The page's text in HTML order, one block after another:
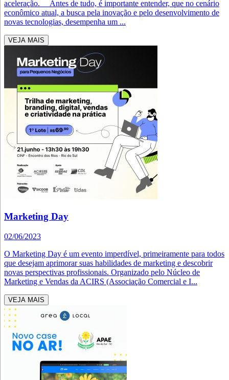
aceleração. Antes de tudo, é importante entender, que no cenário
econômico atual, a busca pela inovação e pelo desenvolvimento de
novas tecnologias, desempenha um ...
VEJA MAIS
Marketing Day
02/06/2023
O Marketing Day é um evento imperdível, primeiramente para todos
que desejam aprimorar suas habilidades de marketing e descobrir
novas perspectivas profissionais. Organizado pelo Núcleo de
Marketing e Vendas da ACIRS (Associação Comercial e I...
VEJA MAIS